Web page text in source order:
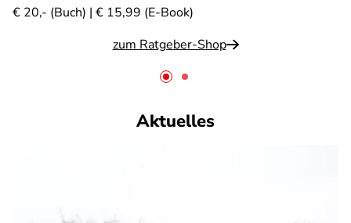
€ 20,- (Buch) | € 15,99 (E-Book)
zum Ratgeber-Shop
Aktuelles